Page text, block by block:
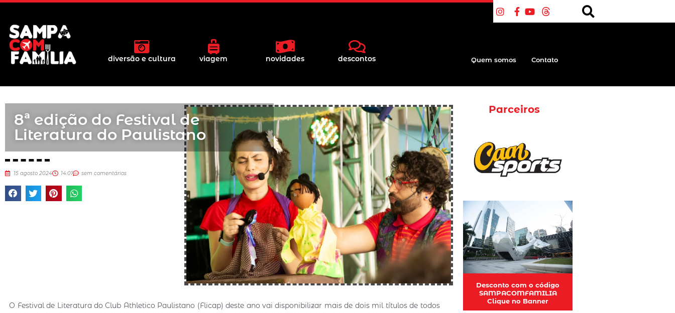
diversão e cultura viagem novidades descontos Quem somos Contato
8ª edição do Festival de
Literatura do Paulistano
15 agosto 2024 14:01 sem comentários
O Festival de Literatura do Club Athletico Paulistano (Flicap) deste ano vai disponibilizar mais de dois mil títulos de todos
Parceiros
Desconto com o código
SAMPACOMFAMILIA
Clique no Banner